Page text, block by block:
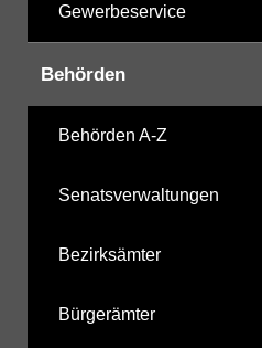
Gewerbeservice
Behörden
Behörden A-Z
Senatsverwaltungen
Bezirksämter
Bürgerämter